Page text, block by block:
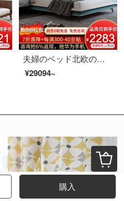
夫婦のベッド北欧の軽奢なツインベッド1.8メートルの近代的なシンプルな主な寝室の木製ベッドの逸品の家具の布芸ベッド1800*2000
¥29094~
購入